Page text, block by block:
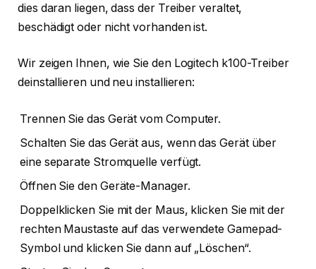
dies daran liegen, dass der Treiber veraltet,
beschädigt oder nicht vorhanden ist.
Wir zeigen Ihnen, wie Sie den Logitech k100-Treiber
deinstallieren und neu installieren:
Trennen Sie das Gerät vom Computer.
Schalten Sie das Gerät aus, wenn das Gerät über
eine separate Stromquelle verfügt.
Öffnen Sie den Geräte-Manager.
Doppelklicken Sie mit der Maus, klicken Sie mit der
rechten Maustaste auf das verwendete Gamepad-
Symbol und klicken Sie dann auf „Löschen“.